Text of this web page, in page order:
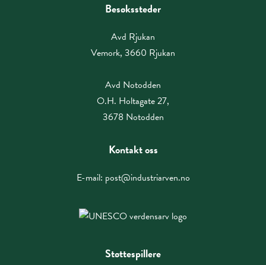
Besøkssteder
Avd Rjukan
Vemork, 3660 Rjukan
Avd Notodden
O.H. Holtagate 27,
3678 Notodden
Kontakt oss
E-mail: post@industriarven.no
Støttespillere